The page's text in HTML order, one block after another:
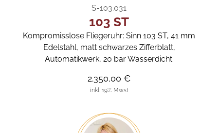
S-103.031
103 ST
Kompromisslose Fliegeruhr: Sinn 103 ST, 41 mm
Edelstahl, matt schwarzes Zifferblatt,
Automatikwerk, 20 bar Wasserdicht.
2.350,00 €
inkl. 19% Mwst